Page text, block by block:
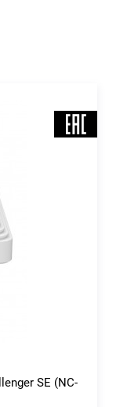
SE (NC-